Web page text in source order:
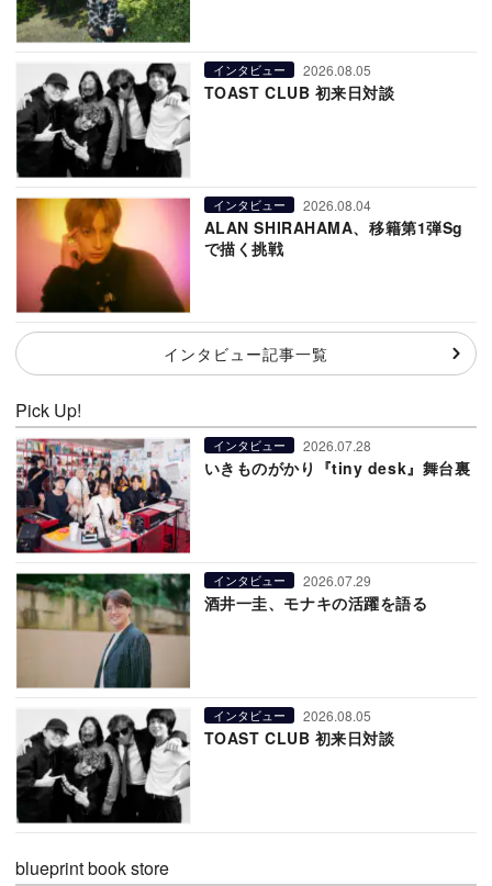
インタビュー 2026.08.05
TOAST CLUB 初来日対談
インタビュー 2026.08.04
ALAN SHIRAHAMA、移籍第1弾Sg
で描く挑戦
インタビュー記事一覧
Pick Up!
インタビュー 2026.07.28
いきものがかり『tiny desk』舞台裏
インタビュー 2026.07.29
酒井一圭、モナキの活躍を語る
インタビュー 2026.08.05
TOAST CLUB 初来日対談
blueprint book store